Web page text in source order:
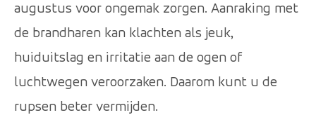
augustus voor ongemak zorgen. Aanraking met
de brandharen kan klachten als jeuk,
huiduitslag en irritatie aan de ogen of
luchtwegen veroorzaken. Daarom kunt u de
rupsen beter vermijden.